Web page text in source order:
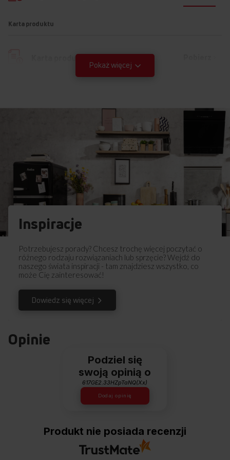
gorącego powietrza, dzięki czemu w każdej części piekarnika
posiadająca termoobieg wyposażona jest w wentylator, który
równomiernie rozprowadza powietrze po komorze piekarnika.
CZYSZCZENIE PAROWE
Czystość bez chemii
Z funkcją czyszczenia parowego mycie piekarnika nie będzie już
tak uciążliwe. Para zmiękcza zabrudzenia, a czyszczenie
Brud zmiękczony przez parę z łatwością usuniemy z całego
piekarnika przy pomocy gąbki z wodą i płynem do mycia naczyń.
Tłuste plamy i inne zabrudzenia znikną bez użycia szkodliwej
Karta produktu
Karta produktu
Ostrzeżenia i informacje dotyczące
Pobierz
Skrócona instrukcja obsługi
Instrukcja obsługi Pobierz
Pokaż więcej
Inspiracje
Potrzebujesz porady? Chcesz trochę więcej poczytać o
różnego rodzaju rozwiązaniach lub sprzęcie? Wejdź do
naszego świata inspiracji - tam znajdziesz wszystko, co
może Cię zainteresować!
Dowiedz się więcej
Opinie
Podziel się
swoją opinią o
617GE2.33HZpTaNQ(Xx)
Dodaj opinię
Produkt nie posiada recenzji